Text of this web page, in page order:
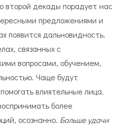
второй декады порадует нас
предложениями и
появится дальновидность.
связанных с
вопросами, обучением,
Чаще будут
влиятельные лица.
более
осознанно. Больше удачи